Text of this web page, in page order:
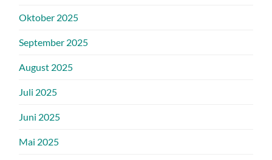
Oktober 2025
September 2025
August 2025
Juli 2025
Juni 2025
Mai 2025